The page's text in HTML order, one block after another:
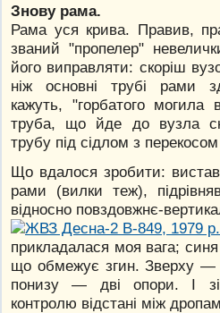
Знову рама.
Рама уся крива. Правив,
званий "пропелер"
його виправляти: скоріш
ніж основні трубі рами
кажуть, "горбатого могила
труба, що йде до вузла
трубу під сідлом з
Що вдалося зробити:
рами (вилки теж),
відносно повздовжнє-
прикладалася моя вага;
що обмежує згин. Зверху —
понизу — дві опори. І
контролю відстані між